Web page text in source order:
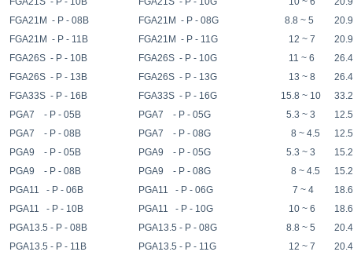
FGA21M - P - 08B
FGA21M - P - 11B
FGA26S - P - 10B
FGA26S - P - 13B
FGA33S - P - 16B
FGA21M - P - 08G
FGA21M - P - 11G
FGA26S - P - 10G
FGA26S - P - 13G
FGA33S - P - 16G
8.8 ~ 5
12 ~ 7
11 ~ 6
13 ~ 8
15.8 ~ 10
20.9
20.9
26.4
26.4
33.2
PGA7 - P - 05B
PGA7 - P - 08B
PGA9 - P - 05B
PGA9 - P - 08B
PGA11 - P - 06B
PGA11 - P - 10B
PGA13.5 - P - 08B
PGA13.5 - P - 11B
PGA7 - P - 05G
PGA7 - P - 08G
PGA9 - P - 05G
PGA9 - P - 08G
PGA11 - P - 06G
PGA11 - P - 10G
PGA13.5 - P - 08G
PGA13.5 - P - 11G
5.3 ~ 3
8 ~ 4.5
5.3 ~ 3
8 ~ 4.5
7 ~ 4
10 ~ 6
8.8 ~ 5
12 ~ 7
12.5
12.5
15.2
15.2
18.6
18.6
20.4
20.4